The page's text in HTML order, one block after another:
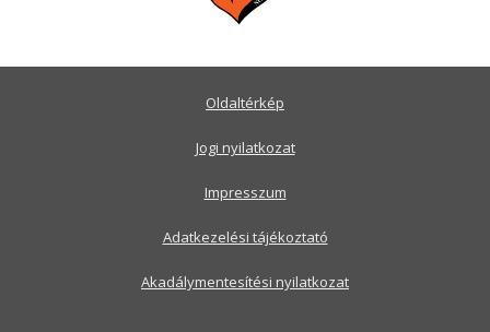
Oldaltérkép
Jogi nyilatkozat
Impresszum
Adatkezelési tájékoztató
Akadálymentesítési nyilatkozat